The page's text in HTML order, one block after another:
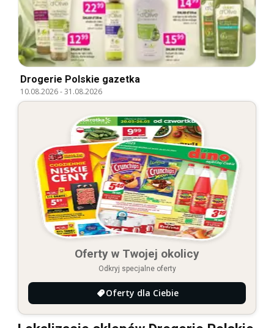
Drogerie Polskie gazetka
10.08.2026-31.08.2026
Oferty w Twojej okolicy
Odkryj specjalne oferty
Oferty dla Ciebie